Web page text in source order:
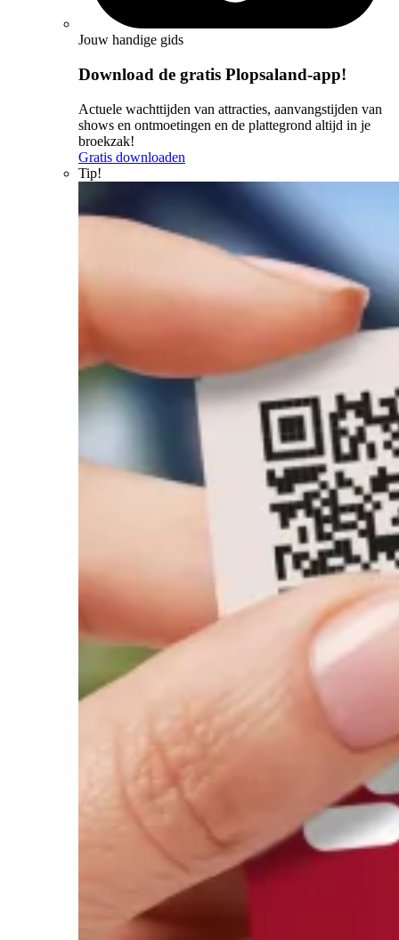
Jouw handige gids
Download de gratis Plopsaland-app!
Actuele wachttijden van attracties, aanvangstijden van
shows en ontmoetingen en de plattegrond altijd in je
broekzak!
Gratis downloaden
Tip!